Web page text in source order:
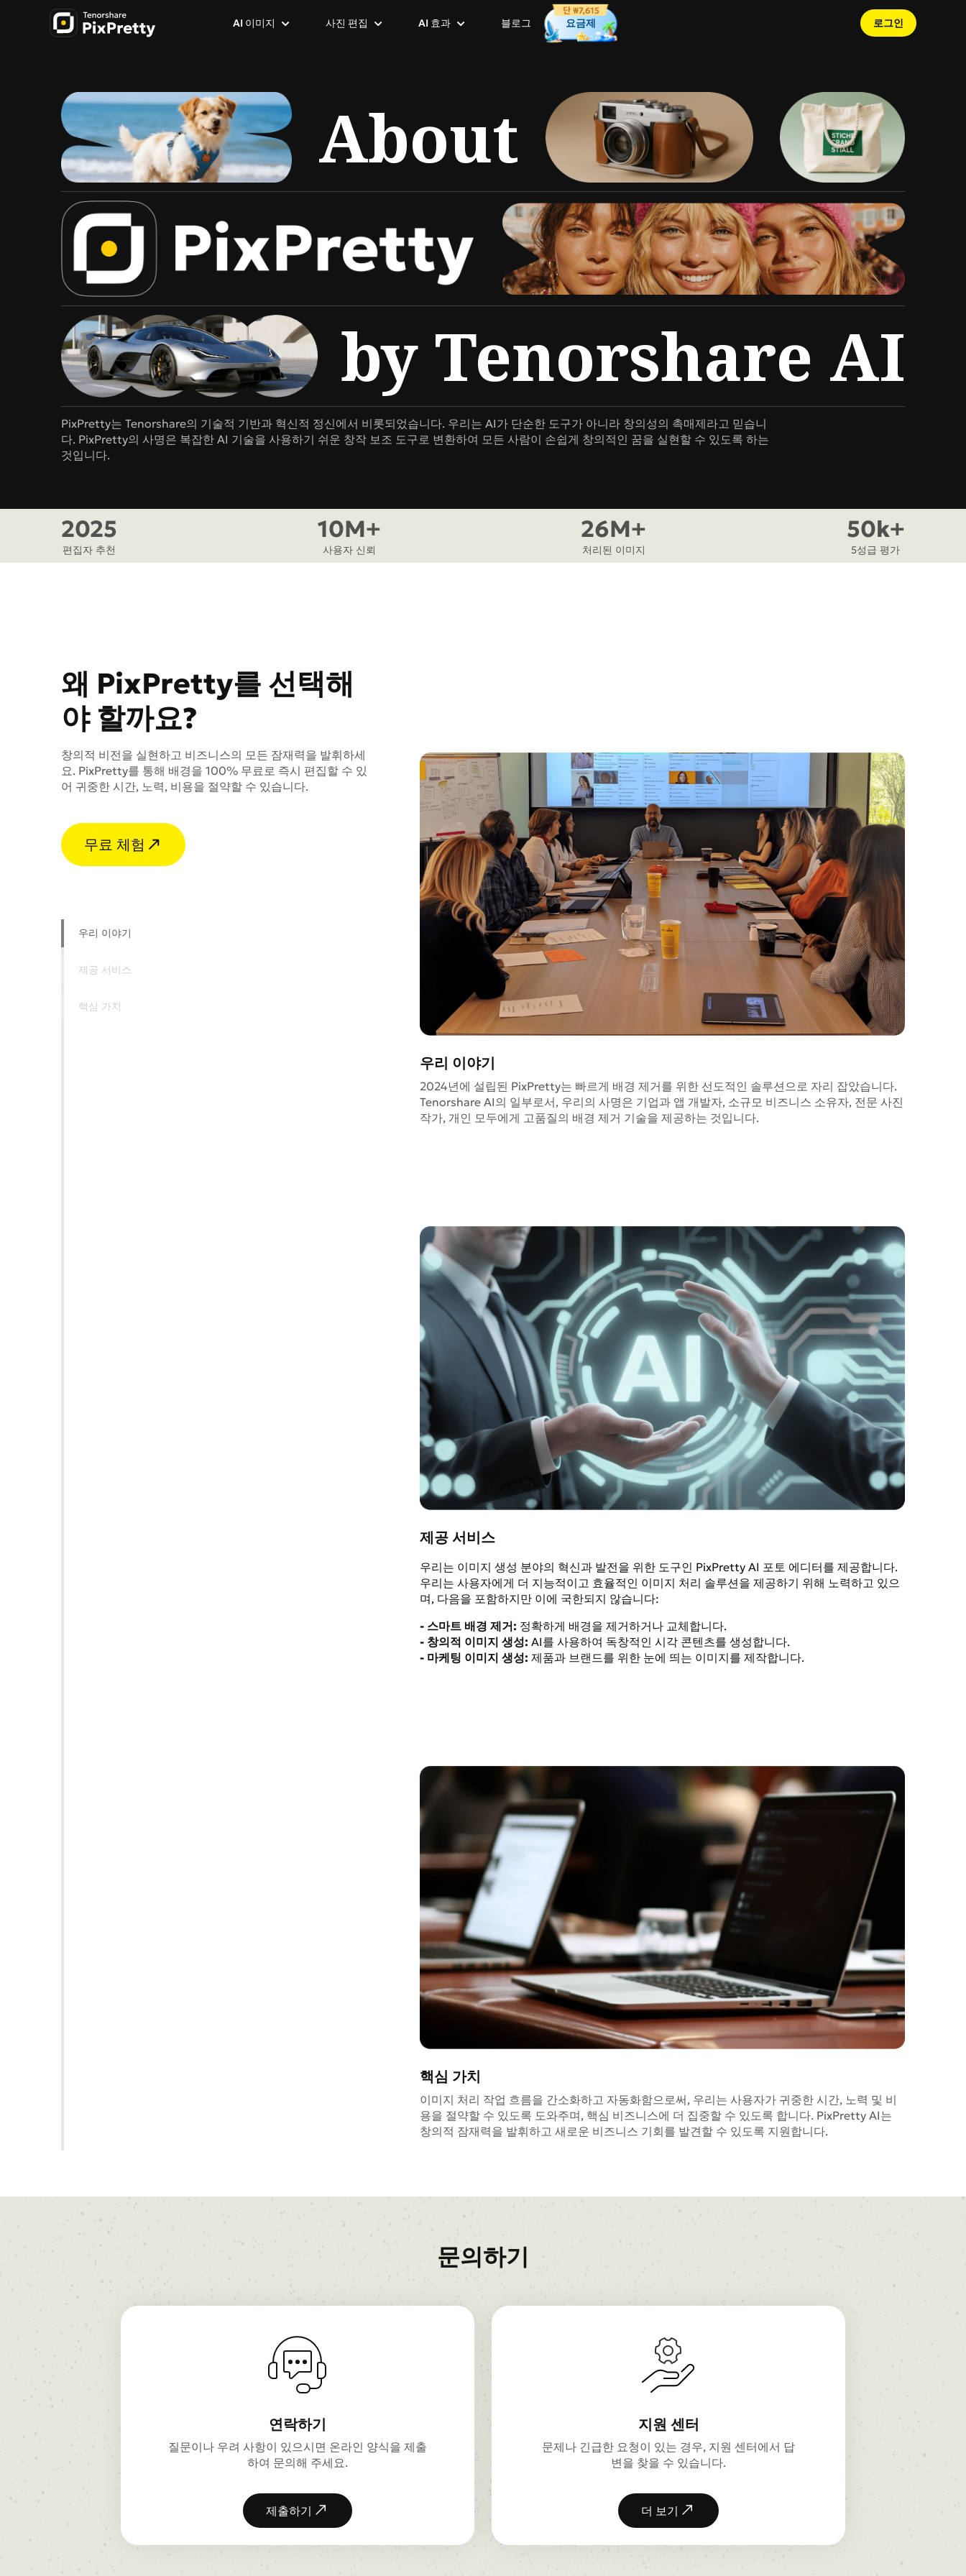
로그인
AI 이미지
이미지 → 이미지
텍스트 → 이미지
GPT Image 2.0
AI 가상 피팅
AI 이미지 설명기
AI 이미지 확장
AI 액션 피규어 생성기
GPT-Image-2.0
이미지 생성의 새로운 시대
새로운 기능
이미지 모델
GPT Image 2
NEW
Nano Banana 2
HOT
Nano Banana Pro Qwen-Image-2.0 Qwen-Image-2.0-Pro
사진 편집
AI 배경 제거
사진 배경 변경
배경 지우기AI 인물 보정
AI 이미지 번역
배경 일괄 제거
사진 일괄 크기 조정
AI 이미지 확장
사진을 즉시 확장하고 잘린 영역을 자연스럽게 복
원하세요.
AI 효과
사진 → 애니메이션
지브리 스타일 AI
캐리커처 생성기
AI 캐릭터 생성기
컬러링 페이지 생성기
치비 캐릭터 생성
스텐실 생성기
베이비 필터
사진 → 유화
이미지 → 수채화
AI 애니메 효과
사진에 애니메 효과로 생동감을 불어넣으세요!
새로운 기능
블로그 요금제
About
by Tenorshare AI
PixPretty는 Tenorshare의 기술적 기반과 혁신적 정신에서 비롯되었습니다. 우리는 AI가 단순한 도구가 아니라 창의성의 촉매제라고 믿습니
다. PixPretty의 사명은 복잡한 AI 기술을 사용하기 쉬운 창작 보조 도구로 변환하여 모든 사람이 손쉽게 창의적인 꿈을 실현할 수 있도록 하는
것입니다.
2025
편집자 추천
10M+
사용자 신뢰
26M+
처리된 이미지
50k+
5성급 평가
왜 PixPretty를 선택해
야 할까요?
창의적 비전을 실현하고 비즈니스의 모든 잠재력을 발휘하세
요. PixPretty를 통해 배경을 100% 무료로 즉시 편집할 수 있
어 귀중한 시간, 노력, 비용을 절약할 수 있습니다.
무료 체험
우리 이야기
제공 서비스
핵심 가치
우리 이야기
2024년에 설립된 PixPretty는 빠르게 배경 제거를 위한 선도적인 솔루션으로 자리 잡았습니다.
Tenorshare AI의 일부로서, 우리의 사명은 기업과 앱 개발자, 소규모 비즈니스 소유자, 전문 사진
작가, 개인 모두에게 고품질의 배경 제거 기술을 제공하는 것입니다.
제공 서비스
우리는 이미지 생성 분야의 혁신과 발전을 위한 도구인 PixPretty AI 포토 에디터를 제공합니다.
우리는 사용자에게 더 지능적이고 효율적인 이미지 처리 솔루션을 제공하기 위해 노력하고 있으
며, 다음을 포함하지만 이에 국한되지 않습니다:
- 스마트 배경 제거: 정확하게 배경을 제거하거나 교체합니다.
- 창의적 이미지 생성: AI를 사용하여 독창적인 시각 콘텐츠를 생성합니다.
- 마케팅 이미지 생성: 제품과 브랜드를 위한 눈에 띄는 이미지를 제작합니다.
핵심 가치
이미지 처리 작업 흐름을 간소화하고 자동화함으로써, 우리는 사용자가 귀중한 시간, 노력 및 비
용을 절약할 수 있도록 도와주며, 핵심 비즈니스에 더 집중할 수 있도록 합니다. PixPretty AI는
창의적 잠재력을 발휘하고 새로운 비즈니스 기회를 발견할 수 있도록 지원합니다.
문의하기
연락하기
질문이나 우려 사항이 있으시면 온라인 양식을 제출
하여 문의해 주세요.
제출하기
지원 센터
문제나 긴급한 요청이 있는 경우, 지원 센터에서 답
변을 찾을 수 있습니다.
더 보기